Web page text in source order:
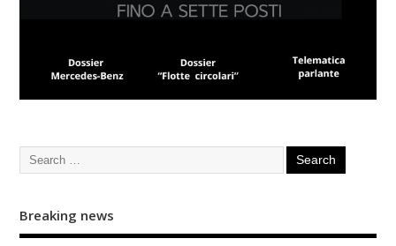
Breaking news